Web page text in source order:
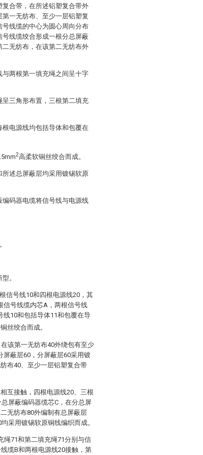
合带，在所述铝塑复合带外
一无纺布、至少一层铝塑复
线缆的中心为圆心周向分布
线缆绞合形成一根分总屏蔽
无纺布，在该第二无纺布外
两根第一填充绳之间呈十字
三角形布置，三根第二填充
电源线均包括导体和包覆在
2高柔软铜丝绞合而成。
述总屏蔽层均采用镀锡软原
码器电缆将信号线与电源线
。
信号线10和四根电源线20，其
信号线缆内芯A，两根信号线
线10和包括导体11和包覆在导
丝绞合而成。
该第一无纺布40外绕包有至少
屏蔽层60，分屏蔽层60采用镀
布40、至少一层铝塑复合带
互接触，四根电源线20、三根
屏蔽编码器缆芯C，在分总屏
无纺布80外编制有总屏蔽层
采用镀锡软原铜线编织而成。
绳71和第二填充绳71分别与信
缆B和两根电源线20接触，第